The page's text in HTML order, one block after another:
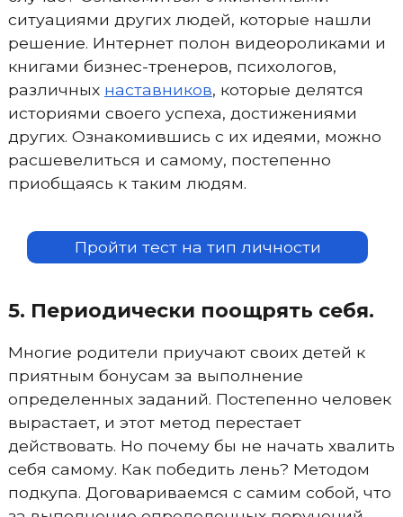
ситуациями других людей, которые нашли
решение. Интернет полон видеороликами и
книгами бизнес-тренеров, психологов,
различных наставников, которые делятся
историями своего успеха, достижениями
других. Ознакомившись с их идеями, можно
расшевелиться и самому, постепенно
приобщаясь к таким людям.
Пройти тест на тип личности
5. Периодически поощрять себя.
Многие родители приучают своих детей к
приятным бонусам за выполнение
определенных заданий. Постепенно человек
вырастает, и этот метод перестает
действовать. Но почему бы не начать хвалить
себя самому. Как победить лень? Методом
подкупа. Договариваемся с самим собой, что